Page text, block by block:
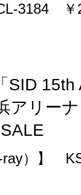
3184 ￥
「 SID 15th
アリーナ
ray）】